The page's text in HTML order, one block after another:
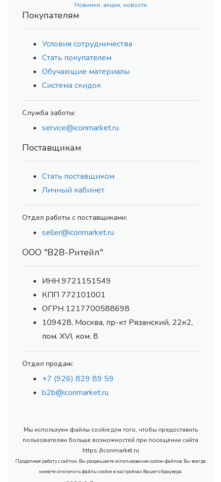
Новинки, акции, новости
Покупателям
Условия сотрудничества
Стать покупателем
Обучающие материалы
Система скидок
Служба заботы:
service@iconmarket.ru
Поставщикам
Стать поставщиком
Личный кабинет
Отдел работы с поставщиками:
seller@iconmarket.ru
ООО "В2В-Ритейл"
ИНН 9721151549
КПП 772101001
ОГРН 1217700588698
109428, Москва, пр-кт Рязанский, 22к2,
пом. XVI, ком. 8
Отдел продаж:
+7 (926) 829 89 59
b2b@iconmarket.ru
Мы используем файлы cookie для того, чтобы предоставить
пользователям больше возможностей при посещении сайта
https://iconmarket.ru
Продолжая работу с сайтом, Вы разрешаете использование cookie-файлов. Вы всегда
можете отключить файлы cookie в настройках Вашего браузера.